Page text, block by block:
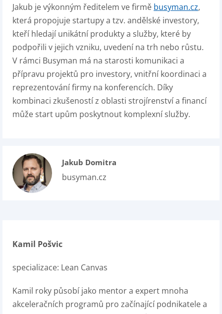
Jakub je výkonným ředitelem ve firmě busyman.cz,
která propojuje startupy a tzv. andělské investory,
kteří hledají unikátní produkty a služby, které by
podpořili v jejich vzniku, uvedení na trh nebo růstu.
V rámci Busyman má na starosti komunikaci a
přípravu projektů pro investory, vnitřní koordinaci a
reprezentování firmy na konferencích. Díky
kombinaci zkušeností z oblasti strojírenství a financí
může start upům poskytnout komplexní služby.
Jakub Domitra
busyman.cz
Kamil Pošvic
specializace: Lean Canvas
Kamil roky působí jako mentor a expert mnoha
akceleračních programů pro začínající podnikatele a